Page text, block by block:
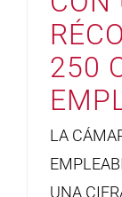
250
LA
UNA